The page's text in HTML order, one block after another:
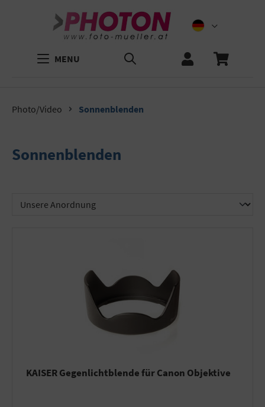
MENU
Photo/Video Sonnenblenden
Sonnenblenden
KAISER Gegenlichtblende für Canon Objektive